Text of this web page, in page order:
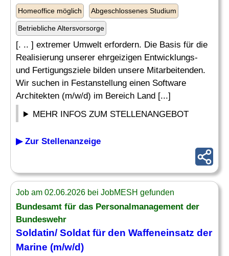
Homeoffice möglich Abgeschlossenes Studium
Betriebliche Altersvorsorge
[. .. ] extremer Umwelt erfordern. Die Basis für die
Realisierung unserer ehrgeizigen Entwicklungs-
und Fertigungsziele bilden unsere Mitarbeitenden.
Wir suchen in Festanstellung einen Software
Architekten (m/w/d) im Bereich Land [...]
MEHR INFOS ZUM STELLENANGEBOT
▶ Zur Stellenanzeige
Job am 02.06.2026 bei JobMESH gefunden
Bundesamt für das Personalmanagement der
Bundeswehr
Soldatin/ Soldat für den Waffeneinsatz der
Marine (m/w/d)